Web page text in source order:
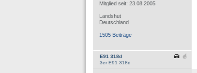
Mitglied seit: 23.08.2005
Landshut
Deutschland
1505 Beiträge
E91 318d
3er E91 318d